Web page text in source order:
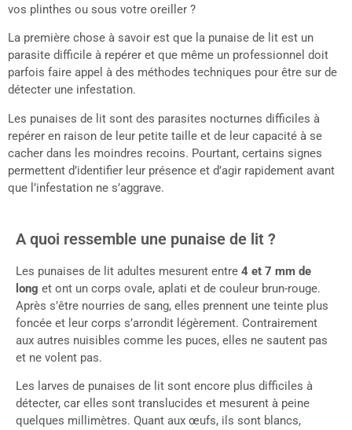
vos plinthes ou sous votre oreiller ?
La première chose à savoir est que la punaise de lit est un
parasite difficile à repérer et que même un professionnel doit
parfois faire appel à des méthodes techniques pour être sur de
détecter une infestation.
Les punaises de lit sont des parasites nocturnes difficiles à
repérer en raison de leur petite taille et de leur capacité à se
cacher dans les moindres recoins. Pourtant, certains signes
permettent d’identifier leur présence et d’agir rapidement avant
que l’infestation ne s’aggrave.
A quoi ressemble une punaise de lit ?
Les punaises de lit adultes mesurent entre 4 et 7 mm de
long et ont un corps ovale, aplati et de couleur brun-rouge.
Après s’être nourries de sang, elles prennent une teinte plus
foncée et leur corps s’arrondit légèrement. Contrairement
aux autres nuisibles comme les puces, elles ne sautent pas
et ne volent pas.
Les larves de punaises de lit sont encore plus difficiles à
détecter, car elles sont translucides et mesurent à peine
quelques millimètres. Quant aux œufs, ils sont blancs,